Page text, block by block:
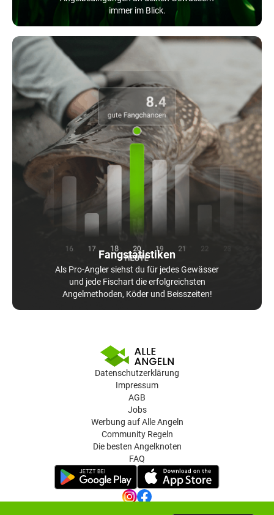
immer im Blick.
Fangstatistiken
Als Pro-Angler siehst du für jedes Gewässer
und jede Fischart die erfolgreichsten
Angelmethoden, Köder und Beisszeiten!
Datenschutzerklärung
Impressum
AGB
Jobs
Werbung auf Alle Angeln
Community Regeln
Die besten Angelknoten
FAQ